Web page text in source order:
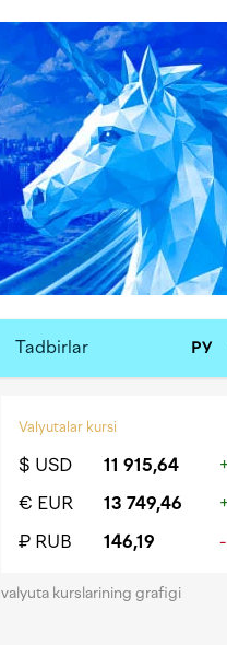
Tadbirlar РУ
Valyutalar kursi
$ USD 11 915,64
€ EUR
13 749,46
₽ RUB
146,19
valyuta kurslarining grafigi